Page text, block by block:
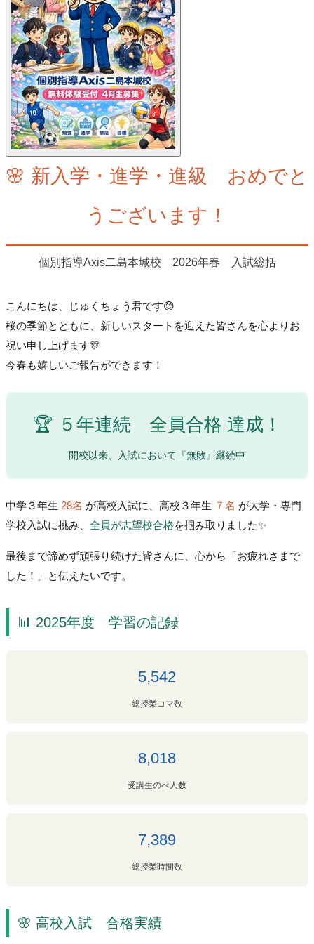
🌸 新入学・進学・進級 おめでと
うございます！
個別指導Axis二島本城校 2026年春 入試総括
こんにちは、じゅくちょう君です😊
桜の季節とともに、新しいスタートを迎えた皆さんを心よりお
祝い申し上げます🎊
今春も嬉しいご報告ができます！
🏆 ５年連続 全員合格 達成！
開校以来、入試において『無敗』継続中
中学３年生 28名 が高校入試に、高校３年生 ７名 が大学・専門
学校入試に挑み、 全員が志望校合格を掴み取りました✨
最後まで諦めず頑張り続けた皆さんに、心から「お疲れさまで
した！」と伝えたいです。
📊 2025年度 学習の記録
5,542
総授業コマ数
8,018
受講生のべ人数
7,389
総授業時間数
🌸 高校入試 合格実績